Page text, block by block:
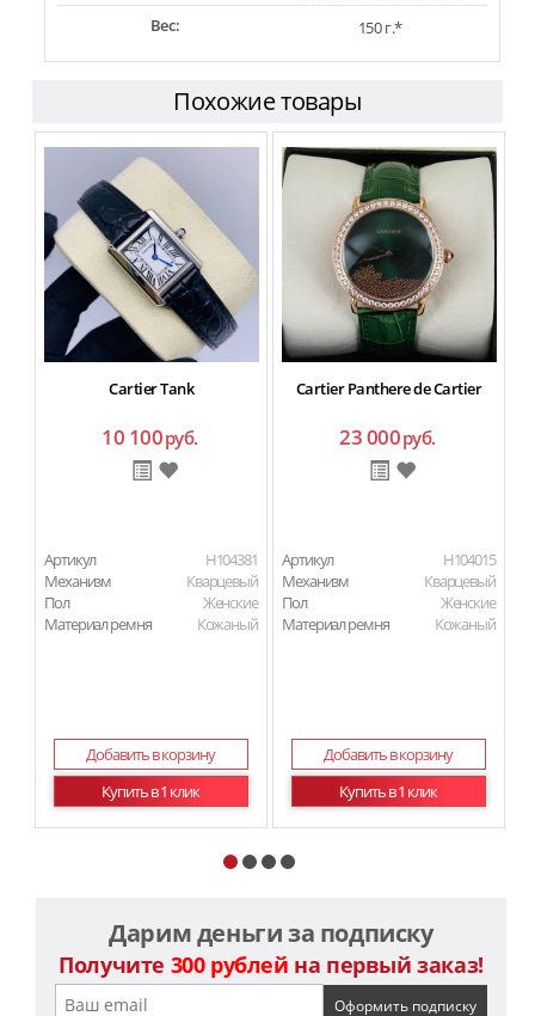
Вес:
150 г.*
Похожие товары
Cartier Tank
10 100руб.
Артикул
H104381
Механизм
Кварцевый
Пол
Женские
Материал ремня
Кожаный
Добавить в корзину
Купить в 1 клик
Cartier Panthere de Cartier
23 000руб.
Артикул
H104015
Механизм
Кварцевый
Пол
Женские
Материал ремня
Кожаный
Добавить в корзину
Купить в 1 клик
Дарим деньги за подписку
Получите 300 рублей на первый заказ!